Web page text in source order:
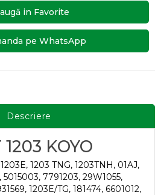
in Favorite
pe WhatsApp
Descriere
KOYO
1203 TNG, 1203TNH, 01AJ,
5015003, 7791203, 29W1055,
1203E/TG, 181474, 6601012,